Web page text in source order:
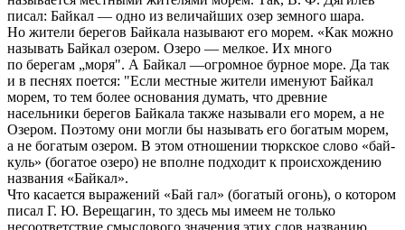
писал: Байкал — одно из величайших озер земного шара.
Но жители берегов Байкала называют его морем. «Как можно
называть Байкал озером. Озеро — мелкое. Их много
по берегам „моря". А Байкал —огромное бурное море. Да так
и в песнях поется: "Если местные жители именуют Байкал
морем, то тем более основания думать, что древние
насельники берегов Байкала также называли его морем, а не
Озером. Поэтому они могли бы называть его богатым морем,
а не богатым озером. В этом отношении тюркское слово «бай-
куль» (богатое озеро) не вполне подходит к происхождению
названия «Байкал».
Что касается выражений «Бай гал» (богатый огонь), о котором
писал Г. Ю. Верещагин, то здесь мы имеем не только
несоответствие смыслового значения этих слов названию